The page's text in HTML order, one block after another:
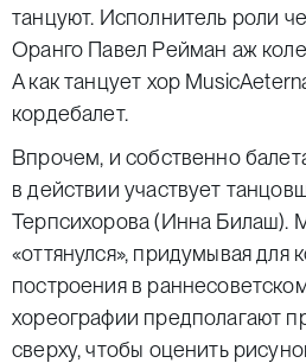
танцуют. Исполнитель роли
Оранго Павел Рейман аж
А как танцует хор
кордебалет.
Впрочем, и собственно
в действии участвует
Терпсихорова (Инна Билаш).
«оттянулся», придумывая для
построения в
хореографии предполагают
сверху, чтобы оценить